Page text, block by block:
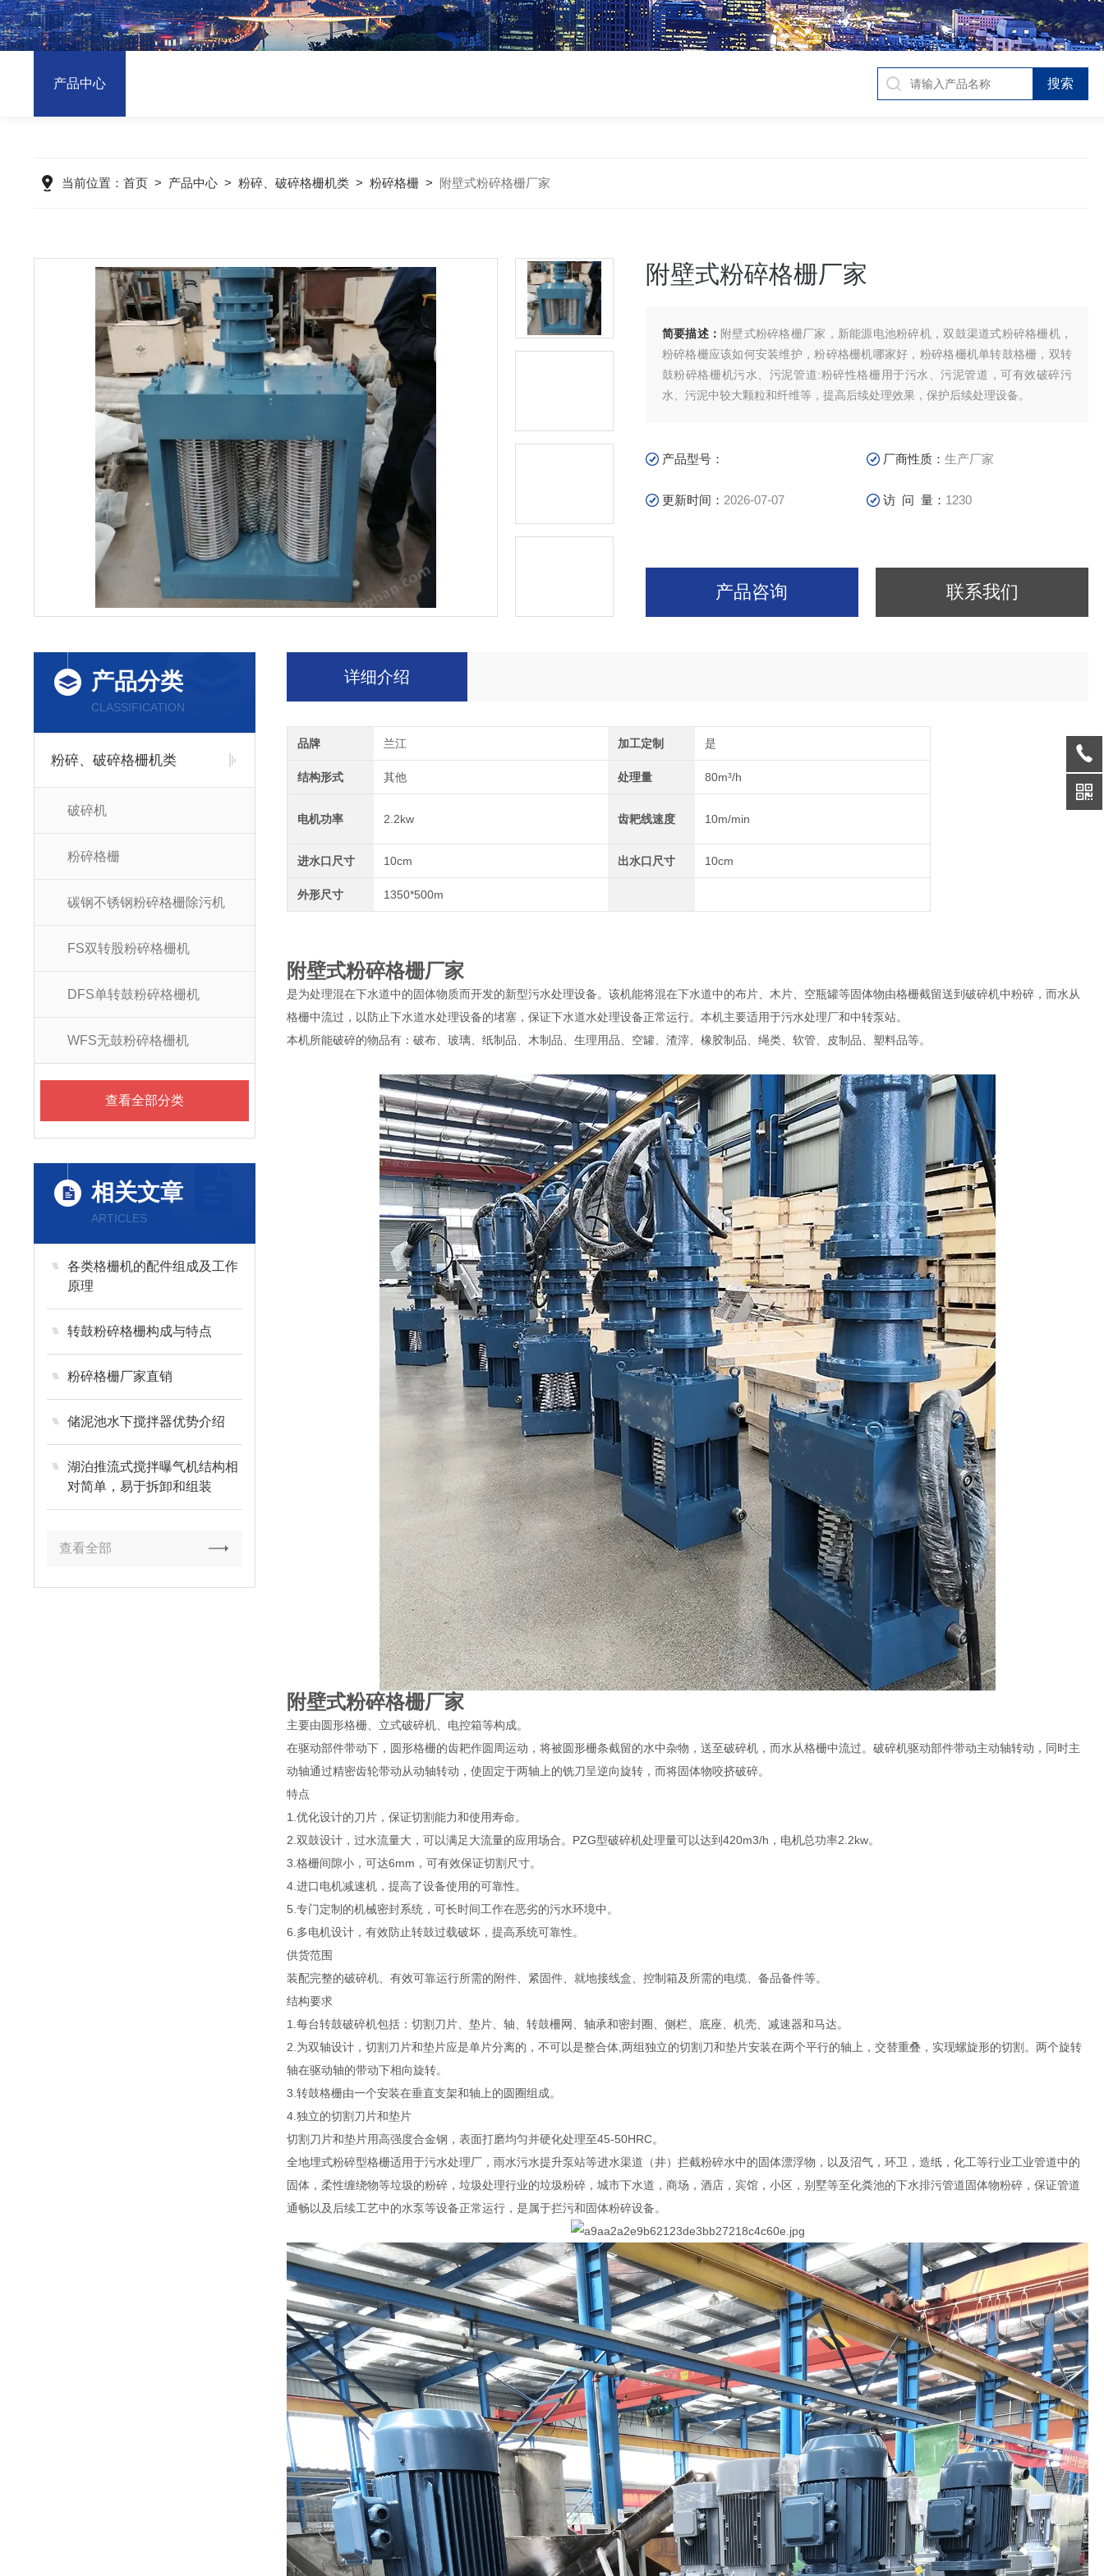
产品中心
当前位置： 首页> 产品中心> 粉碎、破碎格栅机类> 粉碎格栅> 附壁式粉碎格栅厂家
附壁式粉碎格栅厂家
简要描述： 附壁式粉碎格栅厂家，新能源电池粉碎机，双鼓渠道式粉碎格栅机，
粉碎格栅应该如何安装维护，粉碎格栅机哪家好，粉碎格栅机单转鼓格栅，双转
鼓粉碎格栅机污水、污泥管道:粉碎性格栅用于污水、污泥管道，可有效破碎污
水、污泥中较大颗粒和纤维等，提高后续处理效果，保护后续处理设备。
产品型号： 厂商性质：生产厂家
更新时间： 2026-07-07 访 问 量： 1230
产品咨询 联系我们
产品分类
CLASSIFICATION
粉碎、破碎格栅机类
破碎机
粉碎格栅
碳钢不锈钢粉碎格栅除污机
FS双转股粉碎格栅机
DFS单转鼓粉碎格栅机
WFS无鼓粉碎格栅机
查看全部分类
相关文章
ARTICLES
各类格栅机的配件组成及工作
原理
转鼓粉碎格栅构成与特点
粉碎格栅厂家直销
储泥池水下搅拌器优势介绍
湖泊推流式搅拌曝气机结构相
对简单，易于拆卸和组装
查看全部
详细介绍
品牌 兰江 加工定制 是
结构形式 其他 处理量 80m³/h
电机功率 2.2kw 齿耙线速度 10m/min
进水口尺寸 10cm 出水口尺寸 10cm
外形尺寸 1350*500m
附壁式粉碎格栅厂家
是为处理混在下水道中的固体物质而开发的新型污水处理设备。该机能将混在下水道中的布片、木片、空瓶罐等固体物由格栅截留送到破碎机中粉碎，而水从
格栅中流过，以防止下水道水处理设备的堵塞，保证下水道水处理设备正常运行。本机主要适用于污水处理厂和中转泵站。
本机所能破碎的物品有：破布、玻璃、纸制品、木制品、生理用品、空罐、渣滓、橡胶制品、绳类、软管、皮制品、塑料品等。
附壁式粉碎格栅厂家
主要由圆形格栅、立式破碎机、电控箱等构成。
在驱动部件带动下，圆形格栅的齿耙作圆周运动，将被圆形栅条截留的水中杂物，送至破碎机，而水从格栅中流过。破碎机驱动部件带动主动轴转动，同时主
动轴通过精密齿轮带动从动轴转动，使固定于两轴上的铣刀呈逆向旋转，而将固体物咬挤破碎。
特点
1.优化设计的刀片，保证切割能力和使用寿命。
2.双鼓设计，过水流量大，可以满足大流量的应用场合。PZG型破碎机处理量可以达到420m3/h，电机总功率2.2kw。
3.格栅间隙小，可达6mm，可有效保证切割尺寸。
4.进口电机减速机，提高了设备使用的可靠性。
5.专门定制的机械密封系统，可长时间工作在恶劣的污水环境中。
6.多电机设计，有效防止转鼓过载破坏，提高系统可靠性。
供货范围
装配完整的破碎机、有效可靠运行所需的附件、紧固件、就地接线盒、控制箱及所需的电缆、备品备件等。
结构要求
1.每台转鼓破碎机包括：切割刀片、垫片、轴、转鼓柵网、轴承和密封圈、侧栏、底座、机壳、减速器和马达。
2.为双轴设计，切割刀片和垫片应是单片分离的，不可以是整合体,两组独立的切割刀和垫片安装在两个平行的轴上，交替重叠，实现螺旋形的切割。两个旋转
轴在驱动轴的带动下相向旋转。
3.转鼓格栅由一个安装在垂直支架和轴上的圆圈组成。
4.独立的切割刀片和垫片
切割刀片和垫片用高强度合金钢，表面打磨均匀并硬化处理至45-50HRC。
全地埋式粉碎型格栅适用于污水处理厂，雨水污水提升泵站等进水渠道（井）拦截粉碎水中的固体漂浮物，以及沼气，环卫，造纸，化工等行业工业管道中的
固体，柔性缠绕物等垃圾的粉碎，垃圾处理行业的垃圾粉碎，城市下水道，商场，酒店，宾馆，小区，别墅等至化粪池的下水排污管道固体物粉碎，保证管道
通畅以及后续工艺中的水泵等设备正常运行，是属于拦污和固体粉碎设备。